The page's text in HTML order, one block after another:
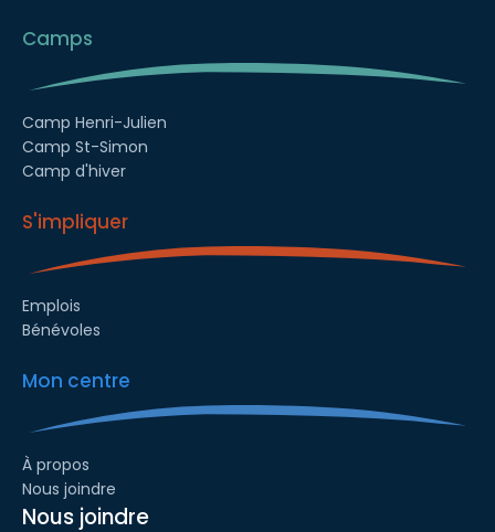
Camps
Camp Henri-Julien
Camp St-Simon
Camp d'hiver
S'impliquer
Emplois
Bénévoles
Mon centre
À propos
Nous joindre
Nous joindre